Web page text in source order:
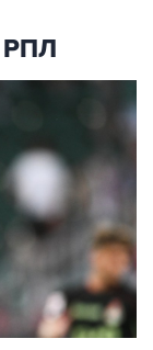
РПЛ